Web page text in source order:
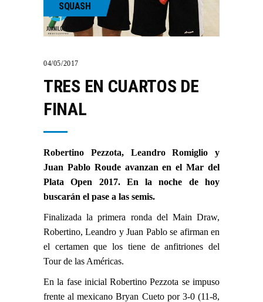
SQUASH
04/05/2017
TRES EN CUARTOS DE
FINAL
Robertino Pezzota, Leandro Romiglio y
Juan Pablo Roude avanzan en el Mar del
Plata Open 2017. En la noche de hoy
buscarán el pase a las semis.
Finalizada la primera ronda del Main Draw,
Robertino, Leandro y Juan Pablo se afirman en
el certamen que los tiene de anfitriones del
Tour de las Américas.
En la fase inicial Robertino Pezzota se impuso
frente al mexicano Bryan Cueto por 3-0 (11-8,